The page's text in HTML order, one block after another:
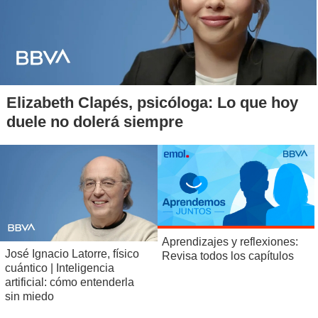
¿A qué edad falleció el economista y exsubsecretario
60 años
¿Qué países prohibieron la entrada de uruguayos con
pasaportes nuevos a su territorio?
Alemania y Francia
Elizabeth Clapés, psicóloga: Lo que hoy
duele no dolerá siempre
José Ignacio Latorre, físico
cuántico | Inteligencia
artificial: cómo entenderla
sin miedo
Aprendizajes y reflexiones:
Revisa todos los capítulos